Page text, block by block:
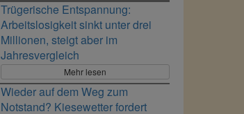
Trügerische Entspannung:
Arbeitslosigkeit sinkt unter drei
Millionen, steigt aber im
Jahresvergleich
Mehr lesen
Wieder auf dem Weg zum
Notstand? Kiesewetter fordert